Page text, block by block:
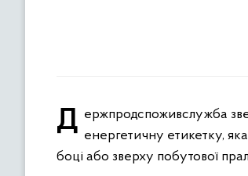
Держпродспоживслужба звертає увагу споживачів, що кожна побутова пральна машина повинна мати енергетичну етикетку,
боці або зверху побутової